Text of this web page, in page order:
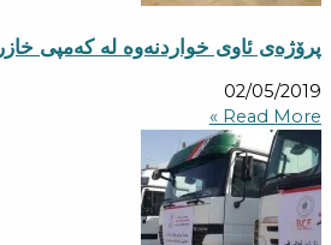
پرۆژه‌ی ئاوی خواردنه‌وه‌ له‌ كه‌مپی خازر
02/05/2019
Read More »